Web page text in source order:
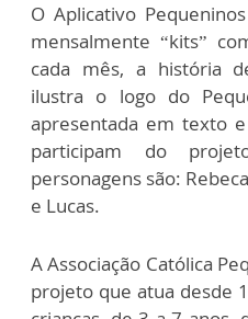
O Aplicativo
mensalmente “kits”
cada mês, a história
ilustra o logo do
apresentada em texto
participam do
personagens são:
e Lucas.
A Associação Católica
projeto que atua desde